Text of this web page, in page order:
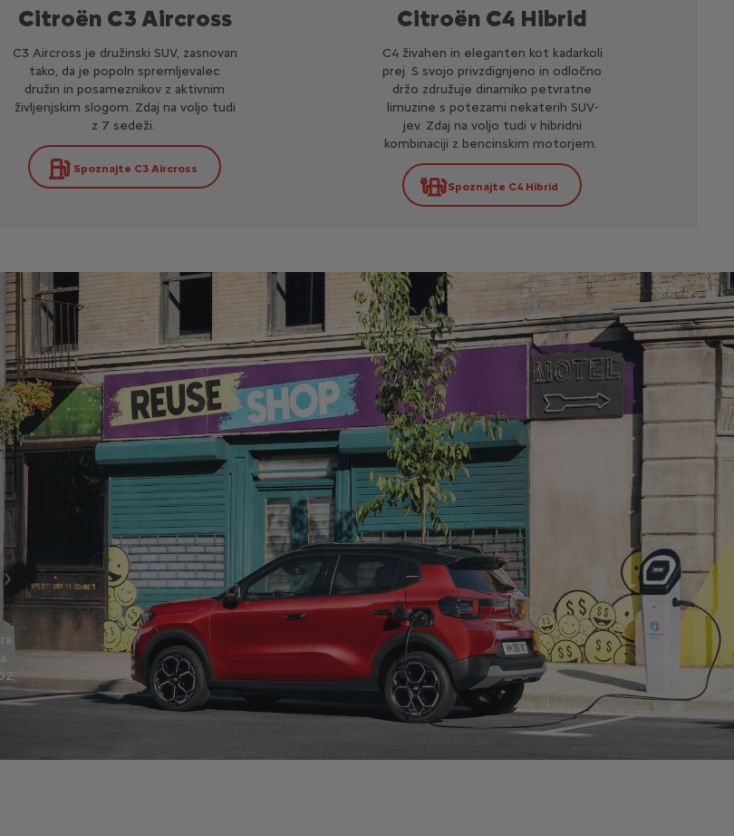
Citroën C3 Aircross
C3 Aircross je družinski SUV, zasnovan
tako, da je popoln spremljevalec
družin in posameznikov z aktivnim
življenjskim slogom. Zdaj na voljo tudi
z 7 sedeži.
Spoznajte C3 Aircross
Citroën C4 Hibrid
C4 živahen in eleganten kot kadarkoli
prej. S svojo privzdignjeno in odločno
držo združuje dinamiko petvratne
limuzine s potezami nekaterih SUV-
jev. Zdaj na voljo tudi v hibridni
kombinaciji z bencinskim motorjem.
Spoznajte C4 Hibrid
Prometni zamaški, gost promet, prometne konice, zamude,
počasna vožnja ... Poznate to zgodbo? Prihranite dragoceni čas z
enim od modelov iz izbora mestnih malčkov znamke CITROËN.
V mestu ali na podeželju, sami ali z družino, uživajte v
vsestranskosti in udobju družinskih kombilimuzin v
Citroën. Novi C4 i C4 X sta sedaj na voljo tudi v
električni izvedbi.
LIMUZINE SUV VOZILA DRUŽINSKA VOZILA
NADALJUJ